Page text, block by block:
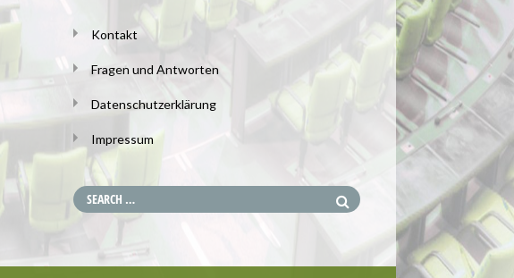
Kontakt
Fragen und Antworten
Datenschutzerklärung
Impressum